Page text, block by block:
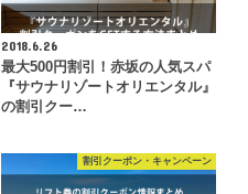
2018.6.26
最大500円割引！赤坂の人気スパ
『サウナリゾートオリエンタル』
の割引クー…
割引クーポン・キャンペーン